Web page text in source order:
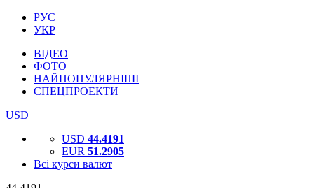
РУС
УКР
ВІДЕО
ФОТО
НАЙПОПУЛЯРНІШІ
СПЕЦПРОЕКТИ
USD
USD 44.4191
EUR 51.2905
Всі курси валют